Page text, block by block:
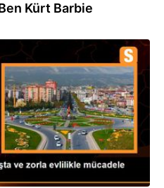
Kürt Barbie